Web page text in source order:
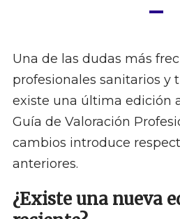
Una de las dudas más
profesionales sanitarios y
existe una última edición
Guía de Valoración
cambios introduce
anteriores.
¿Existe una nueva